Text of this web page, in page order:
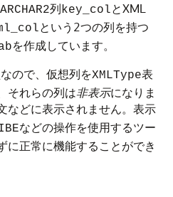
列key_colとXML
という2つの列を持つ
を作成しています。
ので、仮想列をXMLType表
それらの列は非表示になりま
などに表示されません。表示
などの操作を使用するツー
に正常に機能することができ